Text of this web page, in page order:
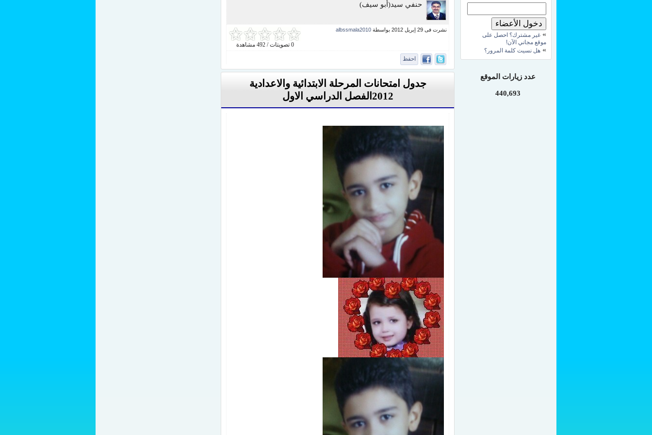
حنفي سيد(أبو سيف)
0 تصويتات / 492 مشاهدة
نشرت فى 29 إبريل 2012 بواسطة albssmala2010
احفظ
جدول امتحانات المرحلة الابتدائية والاعدادية
2012الفصل الدراسي الاول
» غير مشترك؟ احصل على
موقع مجاني الآن!
» هل نسيت كلمة المرور؟
عدد زيارات الموقع
440,693